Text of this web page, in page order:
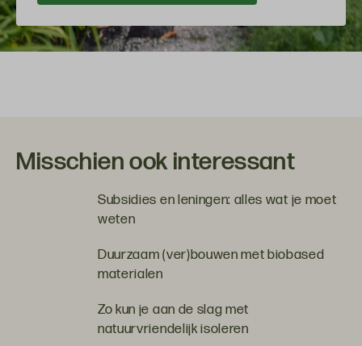
Misschien ook interessant
Subsidies en leningen: alles wat je moet
weten
Duurzaam (ver)bouwen met biobased
materialen
Zo kun je aan de slag met
natuurvriendelijk isoleren